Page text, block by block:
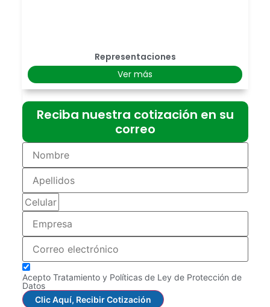
Representaciones
Ver más
Reciba nuestra cotización en su
correo
Acepto Tratamiento y Políticas de Ley de Protección de
Datos
Clic Aquí, Recibir Cotización